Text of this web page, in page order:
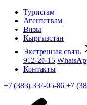
Туристам
Агентствам
Визы
Кыргызстан
Экстренная связь
912-20-15
Контакты
+7 (383) 334-05-86 +7